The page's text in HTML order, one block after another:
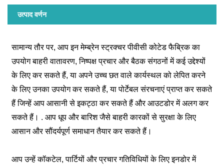
उत्पाद वर्णन
सामान्य तौर पर, आप इन मेम्ब्रेन स्ट्रक्चर पीवीसी कोटेड फैब्रिक का
उपयोग बाहरी वातावरण, निष्पक्ष प्रचार और बैठक संगठनों में कई उद्देश्यों
के लिए कर सकते हैं, या अपने उच्च छत वाले कार्यस्थल को लेपित करने
के लिए उनका उपयोग कर सकते हैं, या पोर्टेबल संरचनाएं प्राप्त कर सकते
हैं जिन्हें आप आसानी से इकट्ठा कर सकते हैं और आउटडोर में अलग कर
सकते हैं। . आप धूप और बारिश जैसे बाहरी कारकों से सुरक्षा के लिए
आसान और सौंदर्यपूर्ण समाधान तैयार कर सकते हैं।
आप उन्हें कॉकटेल, पार्टियों और प्रचार गतिविधियों के लिए इनडोर में